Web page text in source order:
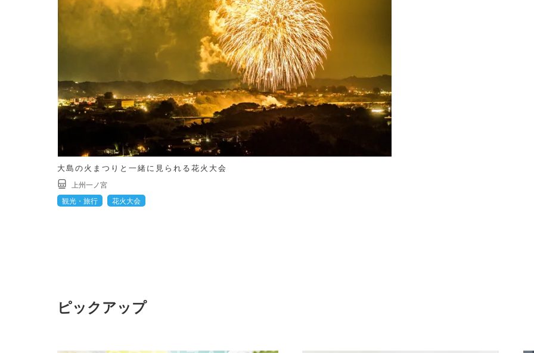
大島の火まつりと一緒に見られる花火大会
上州一ノ宮
観光・旅行
花火大会
ピックアップ